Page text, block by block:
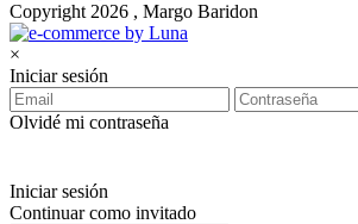
Copyright 2026 , Margo Baridon
×
Iniciar sesión
Olvidé mi contraseña
Iniciar sesión
Continuar como invitado